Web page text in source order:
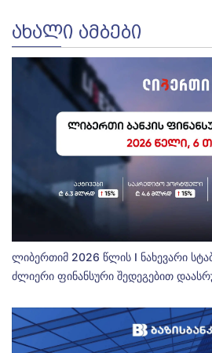
ᲐᲮᲐᲚᲘ ᲐᲛᲑᲔᲑᲘ
ლიბერთიმ 2026 წლის I ნახევარი
ძლიერი ფინანსური შედეგებით